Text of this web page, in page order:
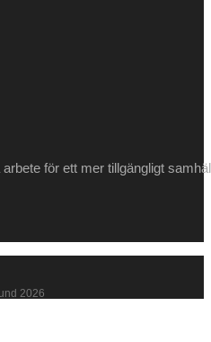
för ett mer tillgängligt
2026